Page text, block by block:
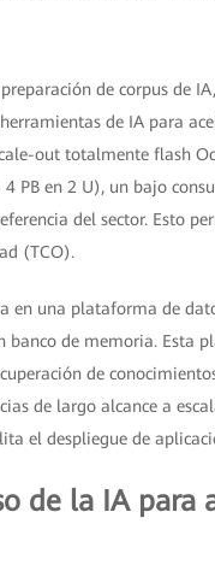
de corpus de
de IA para
out totalmente flash
PB en 2 U), un bajo
del sector. Esto
(TCO).
en una plataforma de
banco de memoria.
de
de largo alcance a
el despliegue de
de la IA para